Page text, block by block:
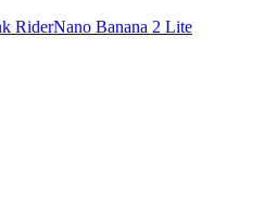
RiderNano Banana 2 Lite